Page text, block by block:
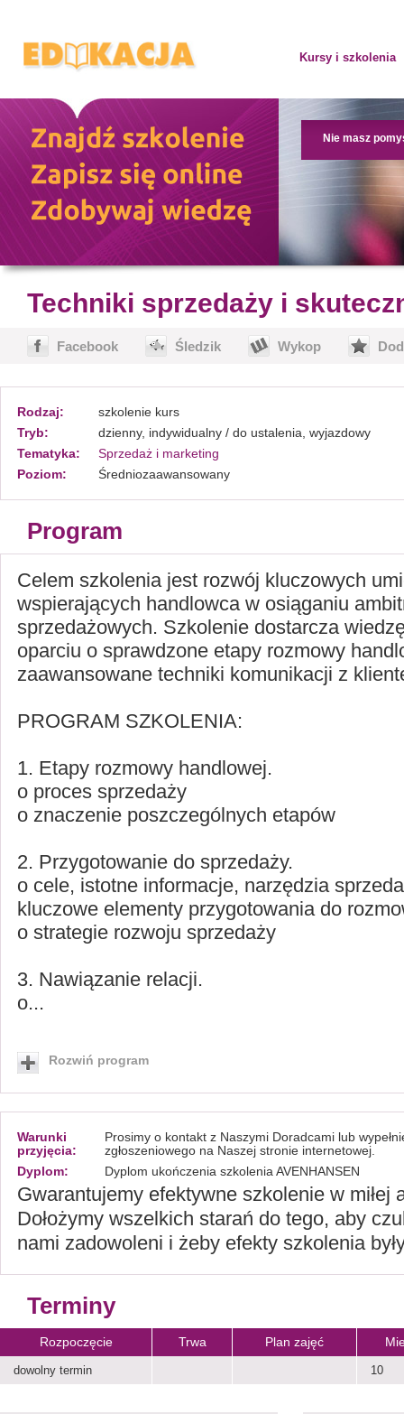
Kursy i szkolenia
Nie masz
Techniki sprzedaży i
Facebook Śledzik Wykop
Rodzaj:
szkolenie kurs
Tryb:
dzienny, indywidualny / do ustalenia, wyjazdowy
Tematyka:
Sprzedaż i marketing
Poziom:
Średniozaawansowany
Program
Celem szkolenia jest rozwój kluczowych
wspierających handlowca w osiąganiu
sprzedażowych. Szkolenie dostarcza
oparciu o sprawdzone etapy rozmowy
zaawansowane techniki komunikacji z
PROGRAM SZKOLENIA:
1. Etapy rozmowy handlowej.
o proces sprzedaży
o znaczenie poszczególnych etapów
2. Przygotowanie do sprzedaży.
o cele, istotne informacje, narzędzia
kluczowe elementy przygotowania do
o strategie rozwoju sprzedaży
3. Nawiązanie relacji.
o...
Rozwiń program
Warunki
przyjęcia:
Prosimy o kontakt z Naszymi Doradcami lub
zgłoszeniowego na Naszej stronie internetowej.
Dyplom:
Dyplom ukończenia szkolenia AVENHANSEN
Gwarantujemy efektywne szkolenie w miłej
Dołożymy wszelkich starań do tego, aby
nami zadowoleni i żeby efekty szkolenia
Terminy
Rozpoczęcie Trwa Plan zajęć
dowolny termin 10